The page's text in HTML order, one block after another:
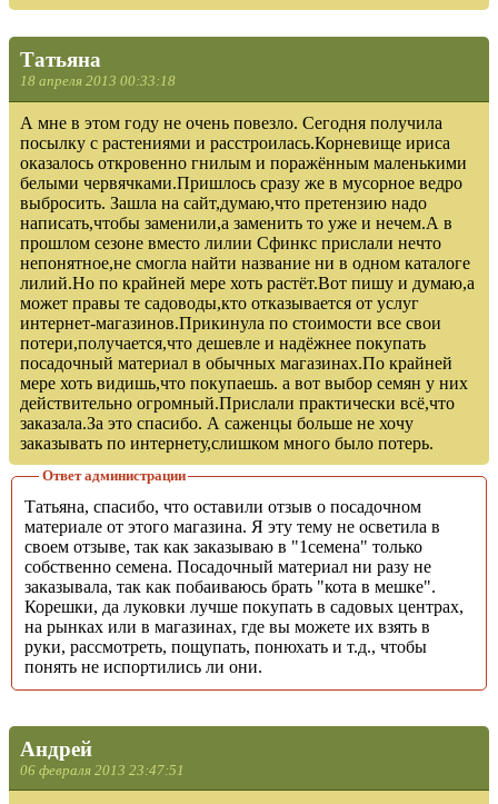
Татьяна
18 апреля 2013 00:33:18
А мне в этом году не очень повезло. Сегодня получила
посылку с растениями и расстроилась.Корневище ириса
оказалось откровенно гнилым и поражённым маленькими
белыми червячками.Пришлось сразу же в мусорное ведро
выбросить. Зашла на сайт,думаю,что претензию надо
написать,чтобы заменили,а заменить то уже и нечем.А в
прошлом сезоне вместо лилии Сфинкс прислали нечто
непонятное,не смогла найти название ни в одном каталоге
лилий.Но по крайней мере хоть растёт.Вот пишу и думаю,а
может правы те садоводы,кто отказывается от услуг
интернет-магазинов.Прикинула по стоимости все свои
потери,получается,что дешевле и надёжнее покупать
посадочный материал в обычных магазинах.По крайней
мере хоть видишь,что покупаешь. а вот выбор семян у них
действительно огромный.Прислали практически всё,что
заказала.За это спасибо. А саженцы больше не хочу
заказывать по интернету,слишком много было потерь.
Ответ администрации
Татьяна, спасибо, что оставили отзыв о посадочном
материале от этого магазина. Я эту тему не осветила в
своем отзыве, так как заказываю в "1семена" только
собственно семена. Посадочный материал ни разу не
заказывала, так как побаиваюсь брать "кота в мешке".
Корешки, да луковки лучше покупать в садовых центрах,
на рынках или в магазинах, где вы можете их взять в
руки, рассмотреть, пощупать, понюхать и т.д., чтобы
понять не испортились ли они.
Андрей
06 февраля 2013 23:47:51